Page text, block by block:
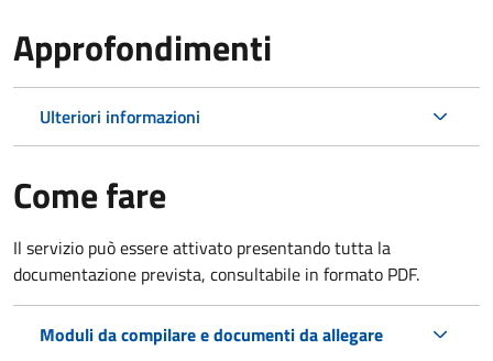
Approfondimenti
Ulteriori informazioni
Come fare
Il servizio può essere attivato presentando tutta la
documentazione prevista, consultabile in formato PDF.
Moduli da compilare e documenti da allegare